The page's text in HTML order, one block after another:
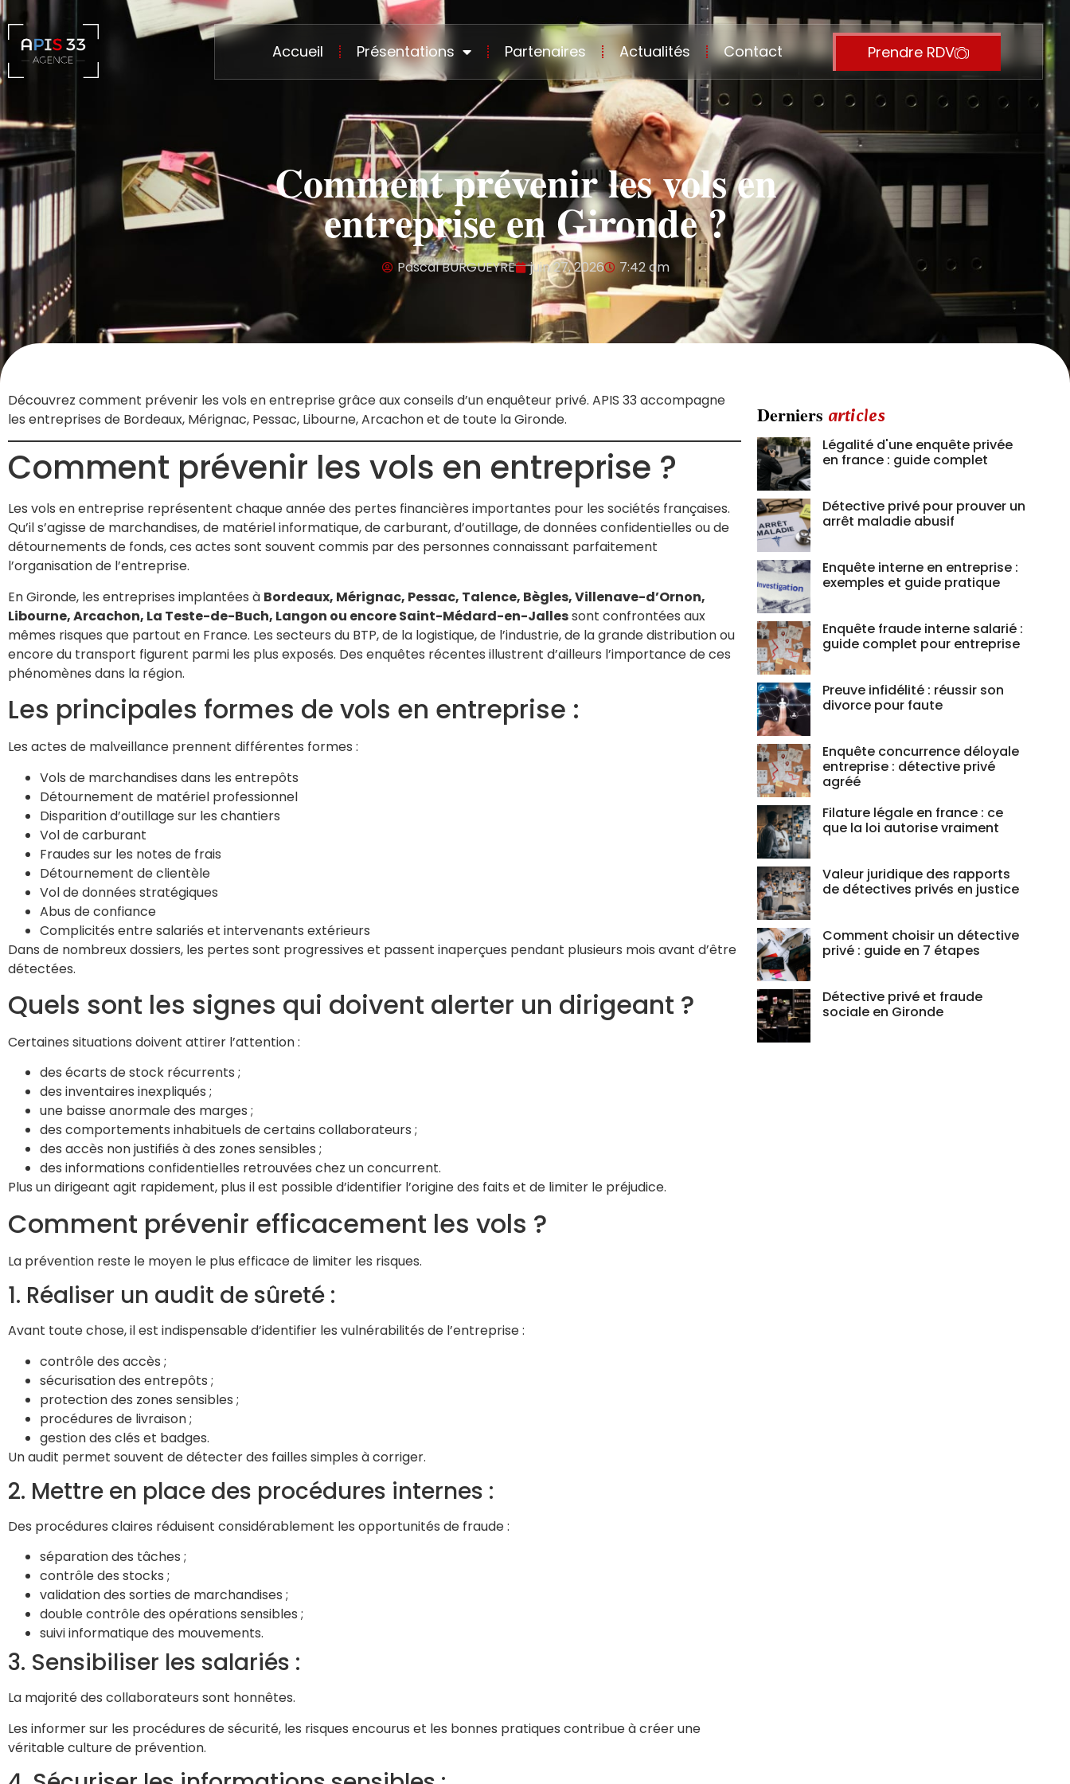
Accueil Présentations Partenaires Actualités Contact Prendre RDV
Comment prévenir les vols en
entreprise en Gironde ?
Pascal BURGUEYRE juin 27, 2026 7:42 am
Découvrez comment prévenir les vols en entreprise grâce aux conseils d’un enquêteur privé. APIS 33 accompagne
les entreprises de Bordeaux, Mérignac, Pessac, Libourne, Arcachon et de toute la Gironde.
Comment prévenir les vols en entreprise ?
Les vols en entreprise représentent chaque année des pertes financières importantes pour les sociétés françaises.
Qu’il s’agisse de marchandises, de matériel informatique, de carburant, d’outillage, de données confidentielles ou de
détournements de fonds, ces actes sont souvent commis par des personnes connaissant parfaitement
l’organisation de l’entreprise.
En Gironde, les entreprises implantées à Bordeaux, Mérignac, Pessac, Talence, Bègles, Villenave-d’Ornon,
Libourne, Arcachon, La Teste-de-Buch, Langon ou encore Saint-Médard-en-Jallessont confrontées aux
mêmes risques que partout en France. Les secteurs du BTP, de la logistique, de l’industrie, de la grande distribution ou
encore du transport figurent parmi les plus exposés. Des enquêtes récentes illustrent d’ailleurs l’importance de ces
phénomènes dans la région.
Les principales formes de vols en entreprise :
Les actes de malveillance prennent différentes formes :
Vols de marchandises dans les entrepôts
Détournement de matériel professionnel
Disparition d’outillage sur les chantiers
Vol de carburant
Fraudes sur les notes de frais
Détournement de clientèle
Vol de données stratégiques
Abus de confiance
Complicités entre salariés et intervenants extérieurs
Dans de nombreux dossiers, les pertes sont progressives et passent inaperçues pendant plusieurs mois avant d’être
détectées.
Quels sont les signes qui doivent alerter un dirigeant ?
Certaines situations doivent attirer l’attention :
des écarts de stock récurrents ;
des inventaires inexpliqués ;
une baisse anormale des marges ;
des comportements inhabituels de certains collaborateurs ;
des accès non justifiés à des zones sensibles ;
des informations confidentielles retrouvées chez un concurrent.
Plus un dirigeant agit rapidement, plus il est possible d’identifier l’origine des faits et de limiter le préjudice.
Comment prévenir efficacement les vols ?
La prévention reste le moyen le plus efficace de limiter les risques.
1. Réaliser un audit de sûreté :
Avant toute chose, il est indispensable d’identifier les vulnérabilités de l’entreprise :
contrôle des accès ;
sécurisation des entrepôts ;
protection des zones sensibles ;
procédures de livraison ;
gestion des clés et badges.
Un audit permet souvent de détecter des failles simples à corriger.
2. Mettre en place des procédures internes :
Des procédures claires réduisent considérablement les opportunités de fraude :
séparation des tâches ;
contrôle des stocks ;
validation des sorties de marchandises ;
double contrôle des opérations sensibles ;
suivi informatique des mouvements.
3. Sensibiliser les salariés :
La majorité des collaborateurs sont honnêtes.
Les informer sur les procédures de sécurité, les risques encourus et les bonnes pratiques contribue à créer une
véritable culture de prévention.
Derniers articles
Légalité d'une enquête privée
en france : guide complet
Détective privé pour prouver un
arrêt maladie abusif
Enquête interne en entreprise :
exemples et guide pratique
Enquête fraude interne salarié :
guide complet pour entreprise
Preuve infidélité : réussir son
divorce pour faute
Enquête concurrence déloyale
entreprise : détective privé
agréé
Filature légale en france : ce
que la loi autorise vraiment
Valeur juridique des rapports
de détectives privés en justice
Comment choisir un détective
privé : guide en 7 étapes
Détective privé et fraude
sociale en Gironde